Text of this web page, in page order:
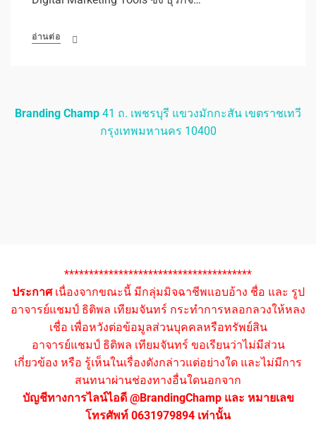
อ่านต่อ
Branding Champ 41 ถ. เพชรบุรี แขวงมักกะสัน เขตราชเทวี
กรุงเทพมหานคร 10400
**************************************
ประกาศเนื่องจากขณะนี้ มีกลุ่มมิจฉาชีพแอบอ้าง ชื่อ และ รูป
อาจารย์แชมป์ ธิติพล เทียมจันทร์ กระทำการหลอกลวงให้หลง
เชื่อ เพื่อหวังต่อข้อมูลส่วนบุคคลหรือทรัพย์สิน
อาจารย์แชมป์ ธิติพล เทียมจันทร์ ขอเรียนว่าไม่มีส่วน
เกี่ยวข้อง หรือ รู้เห็นในเรื่องดังกล่าวแต่อย่างใด และไม่มีการ
สนทนาผ่านช่องทางอื่นใดนอกจาก
บัญชีทางการไลน์ไอดี @BrandingChamp และ หมายเลข
โทรศัพท์ 0631979894 เท่านั้น